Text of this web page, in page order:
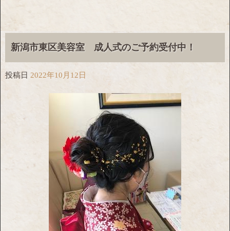
新潟市東区美容室 成人式のご予約受付中！
投稿日 2022年10月12日